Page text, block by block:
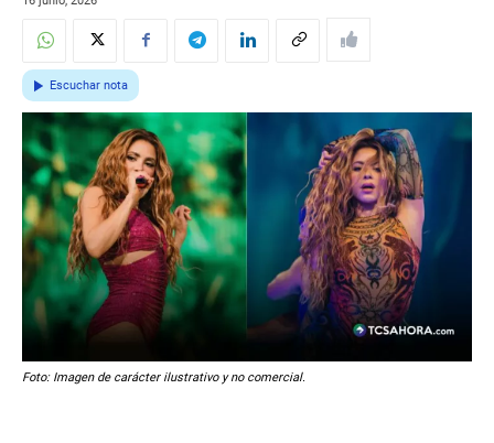
Escuchar nota
Foto: Imagen de carácter ilustrativo y no comercial.